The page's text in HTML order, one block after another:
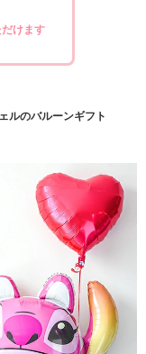
けます
ルのバルーンギフト